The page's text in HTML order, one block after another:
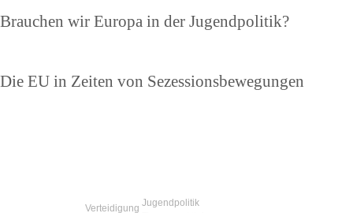
Vorheriger
Brauchen wir Europa in der Jugendpolitik?
Nächster
Die EU in Zeiten von Sezessionsbewegungen
Jugendpolitik
Verteidigung